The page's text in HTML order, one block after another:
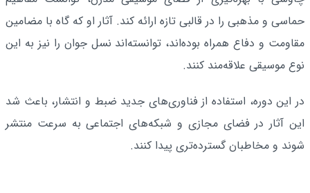
حماسی و مذهبی را در قالبی تازه ارائه کند. آثار او که گاه با مضامین
مقاومت و دفاع همراه بوده‌اند، توانسته‌اند نسل جوان را نیز به این
نوع موسیقی علاقه‌مند کنند.
در این دوره، استفاده از فناوری‌های جدید ضبط و انتشار، باعث شد
این آثار در فضای مجازی و شبکه‌های اجتماعی به سرعت منتشر
شوند و مخاطبان گسترده‌تری پیدا کنند.